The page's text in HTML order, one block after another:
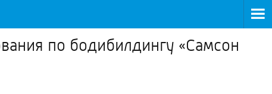
по бодибилдингу «Самсон